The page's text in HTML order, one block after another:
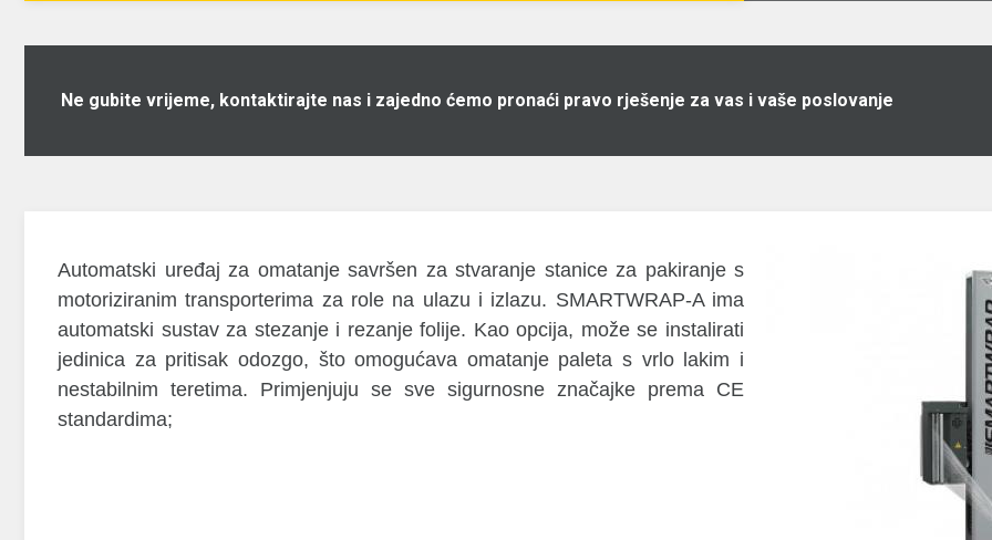
Ne gubite vrijeme, kontaktirajte nas i zajedno ćemo pronaći pravo rješenje za vas i vaše poslovanje
Automatski uređaj za omatanje savršen za stvaranje stanice za pakiranje s
motoriziranim transporterima za role na ulazu i izlazu. SMARTWRAP-A ima
automatski sustav za stezanje i rezanje folije. Kao opcija, može se instalirati
jedinica za pritisak odozgo, što omogućava omatanje paleta s vrlo lakim i
nestabilnim teretima. Primjenjuju se sve sigurnosne značajke prema CE
standardima;